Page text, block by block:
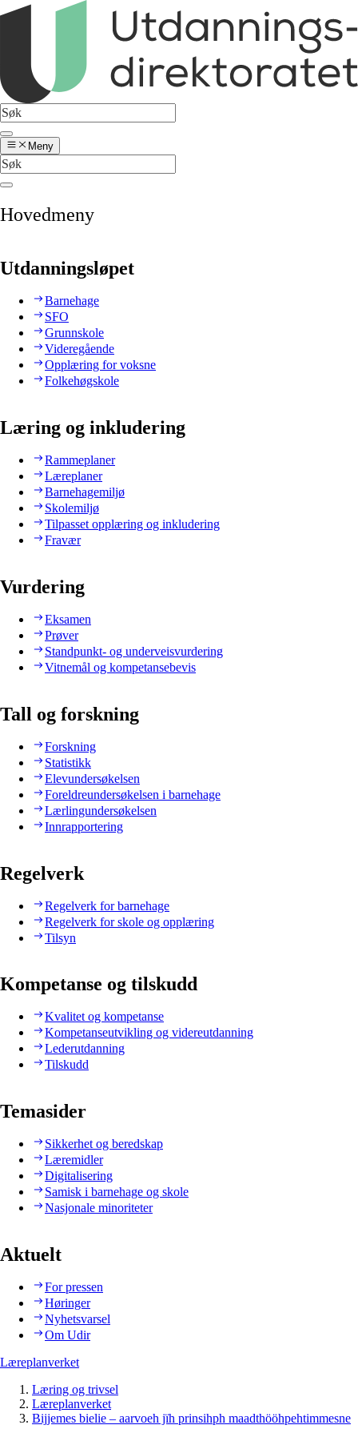
Meny
Hovedmeny
Utdanningsløpet
Barnehage
SFO
Grunnskole
Videregående
Opplæring for voksne
Folkehøgskole
Læring og inkludering
Rammeplaner
Læreplaner
Barnehagemiljø
Skolemiljø
Tilpasset opplæring og inkludering
Fravær
Vurdering
Eksamen
Prøver
Standpunkt- og underveisvurdering
Vitnemål og kompetansebevis
Tall og forskning
Forskning
Statistikk
Elevundersøkelsen
Foreldreundersøkelsen i barnehage
Lærlingundersøkelsen
Innrapportering
Regelverk
Regelverk for barnehage
Regelverk for skole og opplæring
Tilsyn
Kompetanse og tilskudd
Kvalitet og kompetanse
Kompetanseutvikling og videreutdanning
Lederutdanning
Tilskudd
Temasider
Sikkerhet og beredskap
Læremidler
Digitalisering
Samisk i barnehage og skole
Nasjonale minoriteter
Aktuelt
For pressen
Høringer
Nyhetsvarsel
Om Udir
Læreplanverket
Læring og trivsel
Læreplanverket
Bijjemes bielie – aarvoeh jïh prinsihph maadthööhpehtimmesne